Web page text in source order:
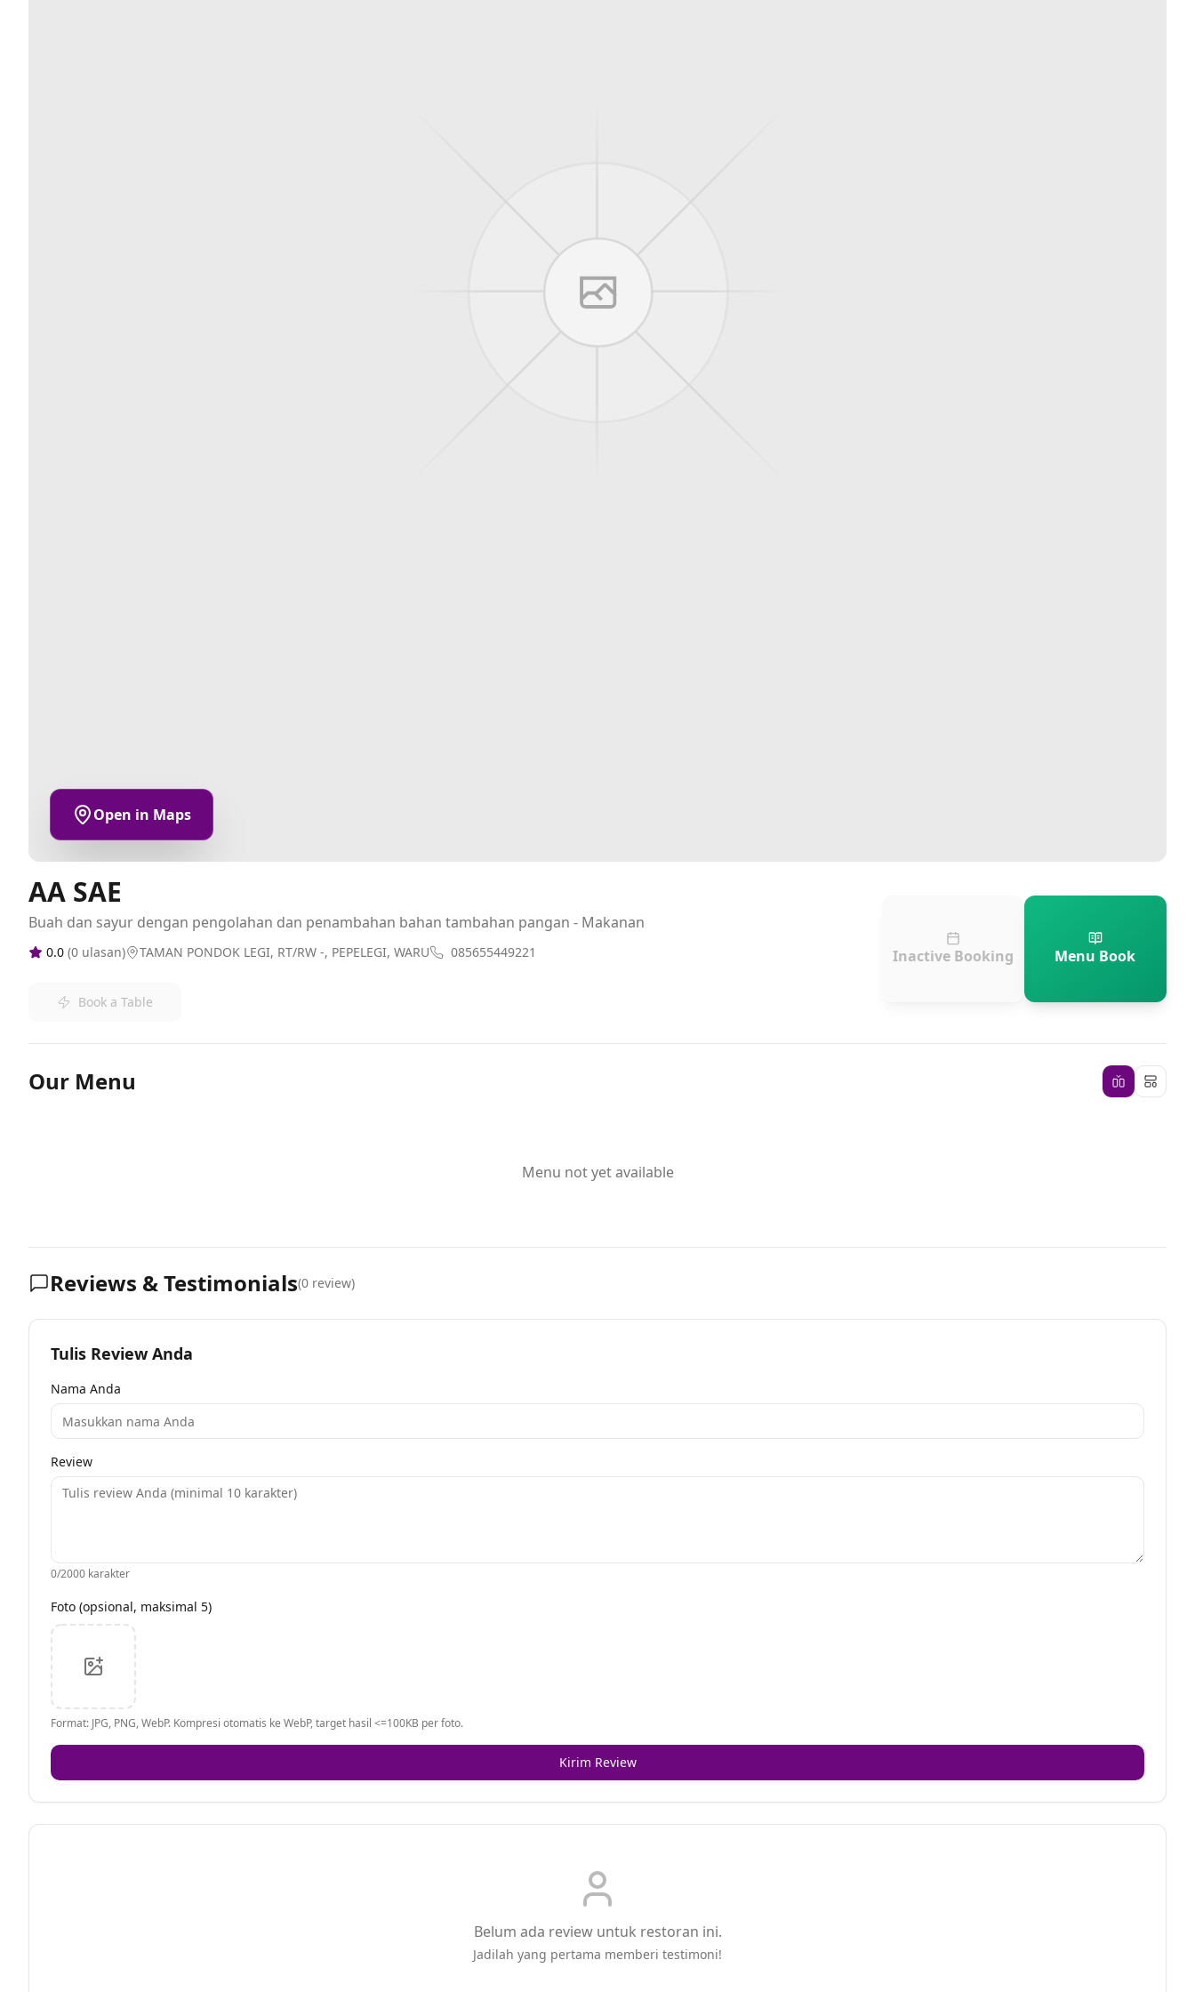
Open in Maps
AA SAE
Buah dan sayur dengan pengolahan dan penambahan bahan tambahan pangan - Makanan
0.0 (0 ulasan) TAMAN PONDOK LEGI, RT/RW -, PEPELEGI, WARU 085655449221
Book a Table
Inactive Booking Menu Book
Our Menu
Menu not yet available
Reviews & Testimonials(0 review)
Tulis Review Anda
Nama Anda
Review
0/2000 karakter
Foto (opsional, maksimal 5)
Format: JPG, PNG, WebP. Kompresi otomatis ke WebP, target hasil <=100KB per foto.
Kirim Review
Belum ada review untuk restoran ini.
Jadilah yang pertama memberi testimoni!